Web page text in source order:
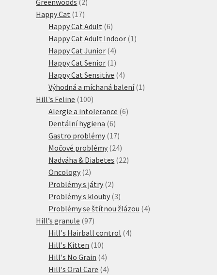
Happy Cat 1717
produktů
Happy Cat Adult 66
produktů
Happy Cat Adult Indoor 1 1
Happy Cat Junior 44
produkty
Happy Cat Senior 1 1
produkt
Happy Cat Sensitive 44
produkty
Výhodná a míchaná balení 1 1
Hill's Feline 100100
produktů
Alergie a intolerance 66
Dentální hygiena 66
produktů
Gastro problémy 1717
produktů
Močové problémy 2424
produktů
Nadváha & Diabetes 2222
Oncology 22
produkty
Problémy s játry 22
produkty
Problémy s klouby 33
produkty
Problémy se štítnou žlázou 44
Hill’s granule 9797
produktů
Hill's Hairball control 44
Hill's Kitten 1010
produktů
Hill's No Grain 44
produkty
Hill's Oral Care 44